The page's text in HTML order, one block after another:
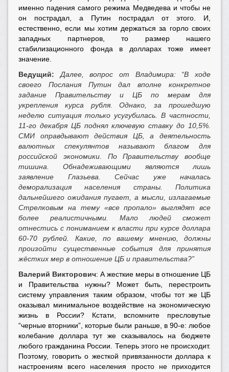
именно падения самого режима Медведева и чтобы не
он пострадал, а Путин пострадал от этого. И,
естественно, если мы хотим держаться за горло своих
западных партнеров, то размер нашего
стабилизационного фонда в долларах тоже имеет
значение.
Ведущий:
Далее, вопрос от Владимира: “В ходе
своего Послания Путин дал вполне конкретное
задание Правительству и ЦБ по мерам для
укрепления курса рубля. Однако, за прошедшую
неделю ситуация только усугубилась. В частности,
11-го декабря ЦБ поднял ключевую ставку до 10,5%.
СМИ оправдывают действия ЦБ, а деятельность
валютных спекулянтов называют благом для
российской экономики. По Правительству вообще
тишина. Обнадеживающими являются лишь
заявление Глазьева. Сейчас уже началась
деморализация населения страны. Политика
дальнейшего ожидания пугает, а мысли, излагаемые
Стрелковым на тему «все пропало» выглядят все
более реалистичными. Мало людей сможет
отнестись с пониманием к власти при курсе доллара
60-70 рублей. Какие, по вашему мнению, должны
произойти существенные события для принятия
жёстких мер в отношение ЦБ и правительства?”
Валерий Викторович: А жесткие меры в отношение ЦБ
и Правительства нужны? Может быть, перестроить
систему управления таким образом, чтобы тот же ЦБ
оказывал минимальное воздействие на экономическую
жизнь в России? Кстати, вспомните пресловутые
“черные вторники”, которые были раньше, в 90-е: любое
колебание доллара тут же сказывалось на бюджете
любого гражданина России. Теперь этого не происходит.
Поэтому, говорить о жесткой привязанности доллара к
настроениям всего населения просто не приходится